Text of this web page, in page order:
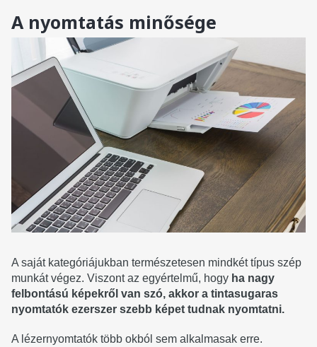
A nyomtatás minősége
A saját kategóriájukban természetesen mindkét típus szép
munkát végez. Viszont az egyértelmű, hogy ha nagy
felbontású képekről van szó, akkor a tintasugaras
nyomtatók ezerszer szebb képet tudnak nyomtatni.
A lézernyomtatók több okból sem alkalmasak erre.